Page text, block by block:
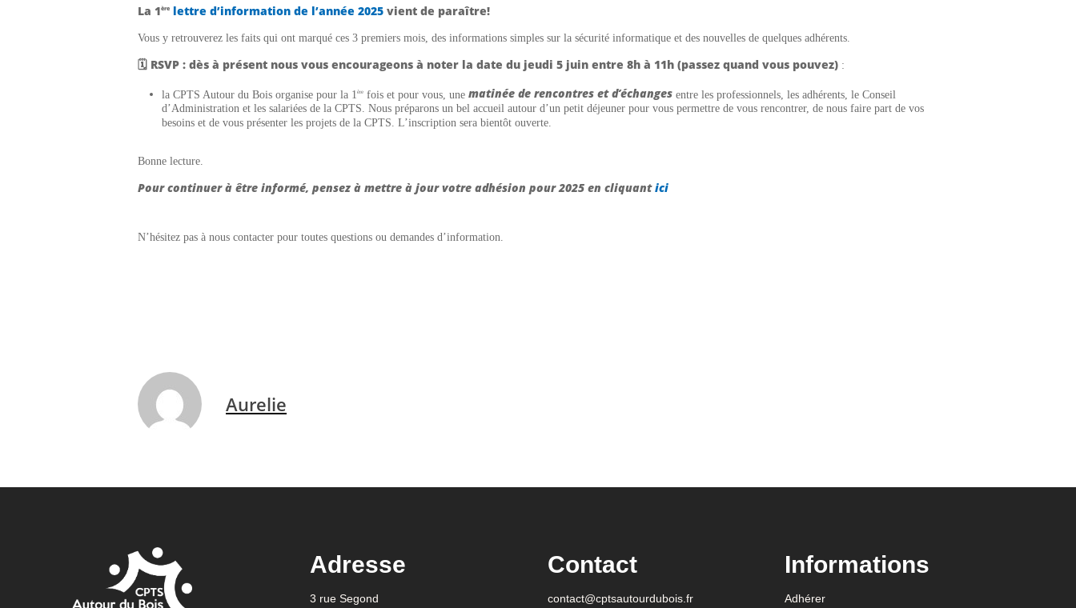
La 1ère lettre d’information de l’année 2025 vient de paraître!
Vous y retrouverez les faits qui ont marqué ces 3 premiers mois, des informations simples sur la sécurité informatique et des nouvelles de quelques adhérents.
🗓️ RSVP : dès à présent nous vous encourageons à noter la date du jeudi 5 juin entre 8h à 11h (passez quand vous pouvez) :
la CPTS Autour du Bois organise pour la 1ère fois et pour vous, une matinée de rencontres et d’échanges entre les professionnels, les adhérents, le Conseil
d’Administration et les salariées de la CPTS. Nous préparons un bel accueil autour d’un petit déjeuner pour vous permettre de vous rencontrer, de nous faire part de vos
besoins et de vous présenter les projets de la CPTS. L’inscription sera bientôt ouverte.
Bonne lecture.
Pour continuer à être informé, pensez à mettre à jour votre adhésion pour 2025 en cliquantici
N’hésitez pas à nous contacter pour toutes questions ou demandes d’information.
Aurelie
Adresse
3 rue Segond
Contact
contact@cptsautourdubois.fr
Informations
Adhérer